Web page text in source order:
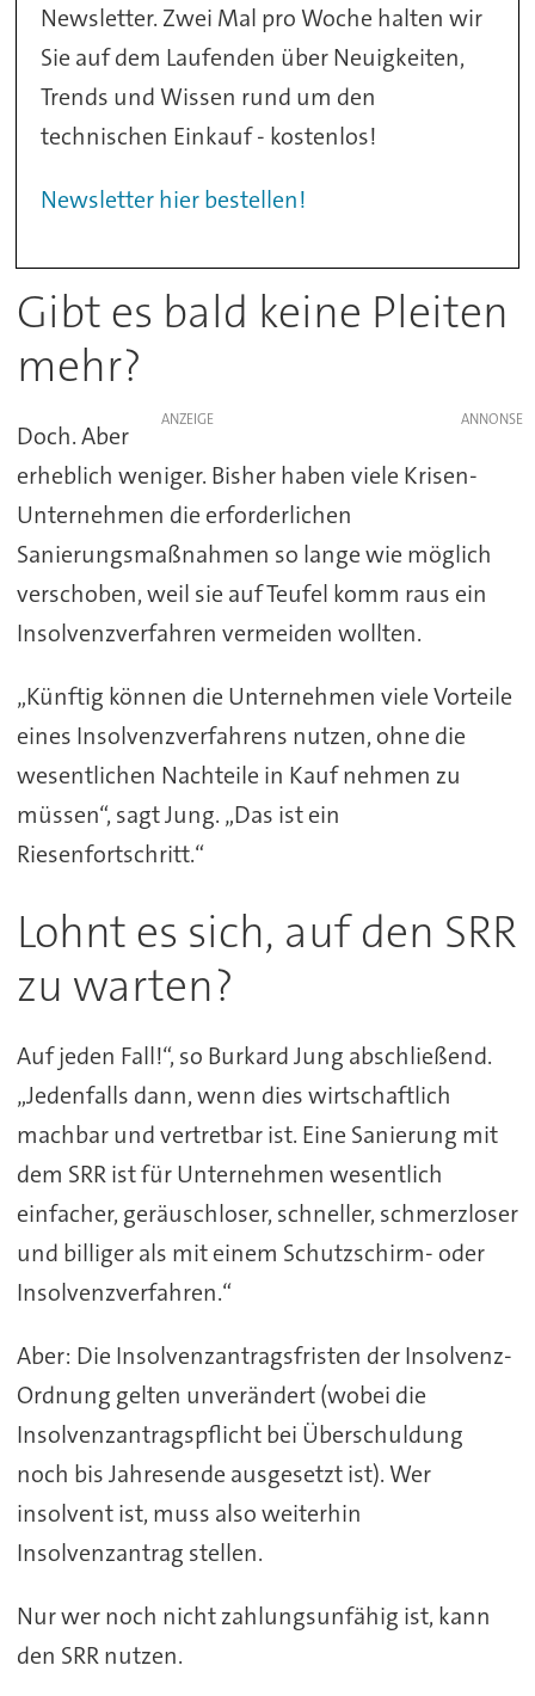
Newsletter. Zwei Mal pro Woche halten wir
Sie auf dem Laufenden über Neuigkeiten,
Trends und Wissen rund um den
technischen Einkauf - kostenlos!
Newsletter hier bestellen!
Gibt es bald keine Pleiten
mehr?
ANZEIGE
Doch. Aber
erheblich weniger. Bisher haben viele Krisen-
Unternehmen die erforderlichen
Sanierungsmaßnahmen so lange wie möglich
verschoben, weil sie auf Teufel komm raus ein
Insolvenzverfahren vermeiden wollten.
„Künftig können die Unternehmen viele Vorteile
eines Insolvenzverfahrens nutzen, ohne die
wesentlichen Nachteile in Kauf nehmen zu
müssen“, sagt Jung. „Das ist ein
Riesenfortschritt.“
Lohnt es sich, auf den SRR
zu warten?
Auf jeden Fall!“, so Burkard Jung abschließend.
„Jedenfalls dann, wenn dies wirtschaftlich
machbar und vertretbar ist. Eine Sanierung mit
dem SRR ist für Unternehmen wesentlich
einfacher, geräuschloser, schneller, schmerzloser
und billiger als mit einem Schutzschirm- oder
Insolvenzverfahren.“
Aber: Die Insolvenzantragsfristen der Insolvenz-
Ordnung gelten unverändert (wobei die
Insolvenzantragspflicht bei Überschuldung
noch bis Jahresende ausgesetzt ist). Wer
insolvent ist, muss also weiterhin
Insolvenzantrag stellen.
Nur wer noch nicht zahlungsunfähig ist, kann
den SRR nutzen.